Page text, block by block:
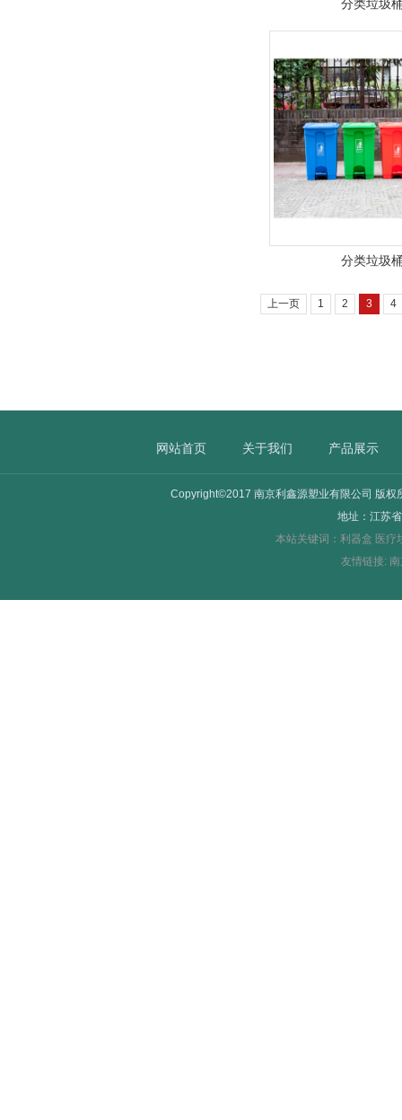
分类垃圾
分类垃圾
上一页 1 2 3 4
网站首页 关于我们 产品展示
Copyright©2017 南京利鑫源塑业有限公司 版权
地址：江苏
本站关键词： 利器盒 医疗
友情链接: